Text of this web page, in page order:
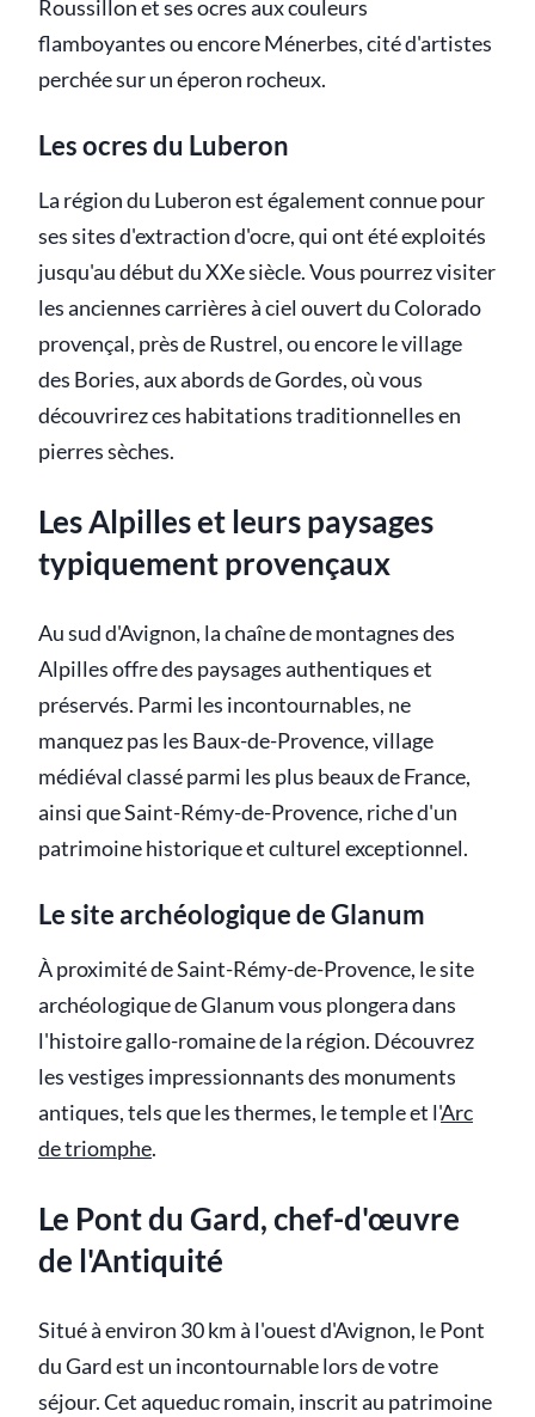
Roussillon et ses ocres aux couleurs
flamboyantes ou encore Ménerbes, cité d'artistes
perchée sur un éperon rocheux.
Les ocres du Luberon
La région du Luberon est également connue pour
ses sites d'extraction d'ocre, qui ont été exploités
jusqu'au début du XXe siècle. Vous pourrez visiter
les anciennes carrières à ciel ouvert du Colorado
provençal, près de Rustrel, ou encore le village
des Bories, aux abords de Gordes, où vous
découvrirez ces habitations traditionnelles en
pierres sèches.
Les Alpilles et leurs paysages
typiquement provençaux
Au sud d'Avignon, la chaîne de montagnes des
Alpilles offre des paysages authentiques et
préservés. Parmi les incontournables, ne
manquez pas les Baux-de-Provence, village
médiéval classé parmi les plus beaux de France,
ainsi que Saint-Rémy-de-Provence, riche d'un
patrimoine historique et culturel exceptionnel.
Le site archéologique de Glanum
À proximité de Saint-Rémy-de-Provence, le site
archéologique de Glanum vous plongera dans
l'histoire gallo-romaine de la région. Découvrez
les vestiges impressionnants des monuments
antiques, tels que les thermes, le temple et l'Arc
de triomphe.
Le Pont du Gard, chef-d'œuvre
de l'Antiquité
Situé à environ 30 km à l'ouest d'Avignon, le Pont
du Gard est un incontournable lors de votre
séjour. Cet aqueduc romain, inscrit au patrimoine